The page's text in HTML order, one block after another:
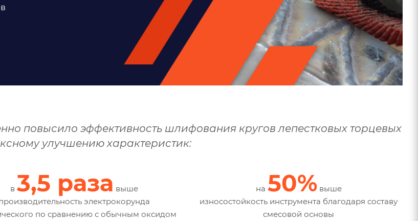
повысило эффективность шлифования кругов лепестковых торцевых
улучшению характеристик:
в 3,5 раза выше
электрокорунда
по сравнению с обычным оксидом
на 50%выше
износостойкость инструмента благодаря составу
смесовой основы